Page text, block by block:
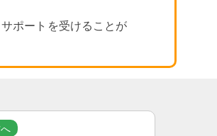
ポートを受けることが